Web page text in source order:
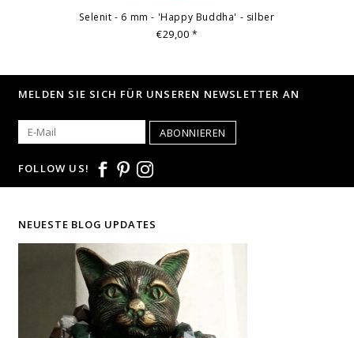
Selenit - 6 mm - 'Happy Buddha' - silber
€29,00*
MELDEN SIE SICH FÜR UNSEREN NEWSLETTER AN
ABONNIEREN
FOLLOW US!
NEUESTE BLOG UPDATES